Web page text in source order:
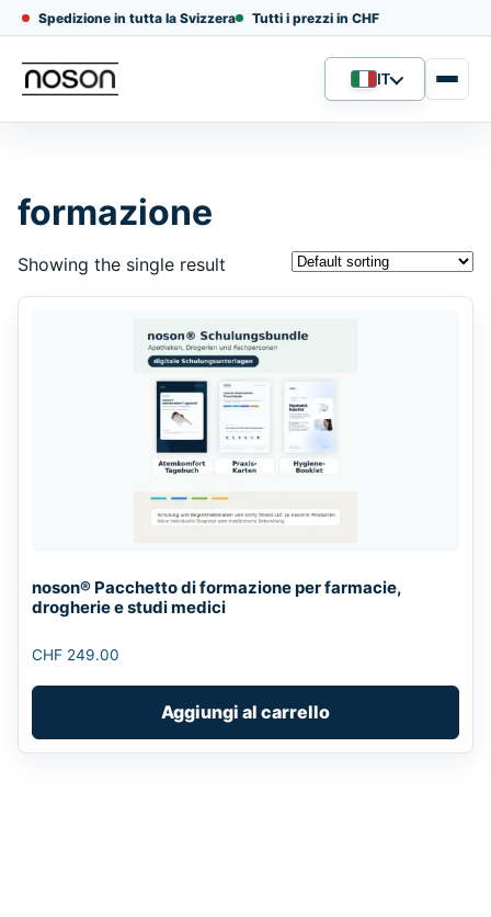
Spedizione in tutta la Svizzera Tutti i prezzi in CHF
Lingua
IT
formazione
Showing the single result
noson® Pacchetto di formazione per farmacie,
drogherie e studi medici
CHF 249.00
Aggiungi al carrello